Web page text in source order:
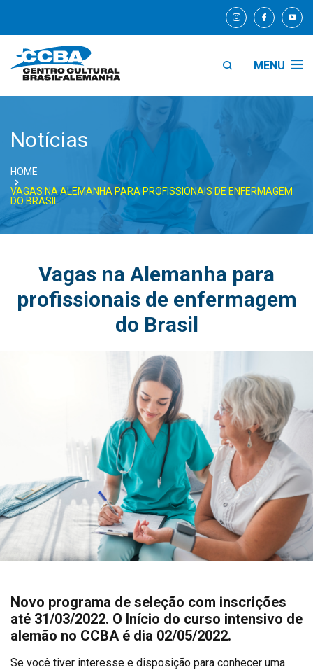
MENU
Notícias
HOME
VAGAS NA ALEMANHA PARA PROFISSIONAIS DE ENFERMAGEM
DO BRASIL
Vagas na Alemanha para
profissionais de enfermagem
do Brasil
Novo programa de seleção com inscrições
até 31/03/2022. O Início do curso intensivo de
alemão no CCBA é dia 02/05/2022.
Se você tiver interesse e disposição para conhecer uma